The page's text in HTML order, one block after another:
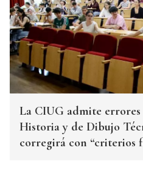
La CIUG admite errores
Historia y de Dibujo
corregirá con “criterios